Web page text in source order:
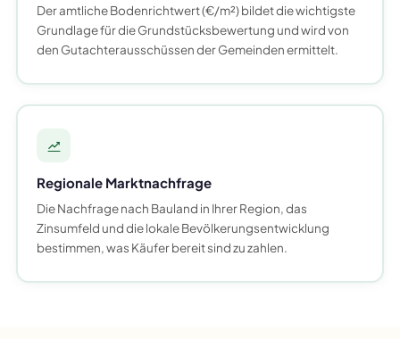
Der amtliche Bodenrichtwert (€/m²) bildet die wichtigste
Grundlage für die Grundstücksbewertung und wird von
den Gutachterausschüssen der Gemeinden ermittelt.
Regionale Marktnachfrage
Die Nachfrage nach Bauland in Ihrer Region, das
Zinsumfeld und die lokale Bevölkerungsentwicklung
bestimmen, was Käufer bereit sind zu zahlen.